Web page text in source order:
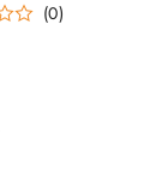
(0)